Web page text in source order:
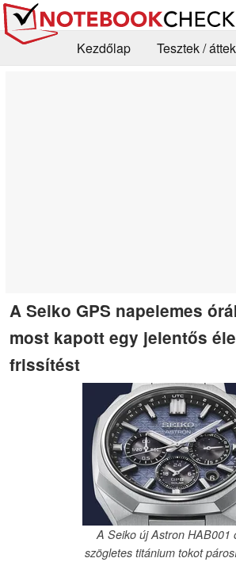
Kezdőlap
Tesztek /
A Seiko GPS napelemes
most kapott egy jelentős
frissítést
A Seiko új Astron HAB001
szögletes titánium tokot